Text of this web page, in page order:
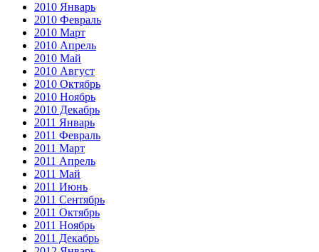
2010 Январь
2010 Февраль
2010 Март
2010 Апрель
2010 Май
2010 Август
2010 Октябрь
2010 Ноябрь
2010 Декабрь
2011 Январь
2011 Февраль
2011 Март
2011 Апрель
2011 Май
2011 Июнь
2011 Сентябрь
2011 Октябрь
2011 Ноябрь
2011 Декабрь